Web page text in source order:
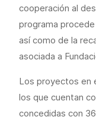
cooperación al
programa
así como de la
asociada a
Los proyectos en
los que cuentan
concedidas con